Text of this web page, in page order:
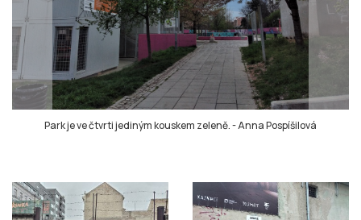
Park je ve čtvrti jediným kouskem zeleně.-Anna Pospíšilová